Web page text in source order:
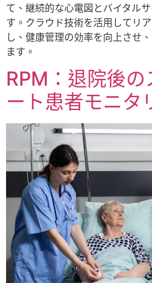
て、継続的な心電図とバイタル
す。クラウド技術を活用してリ
し、健康管理の効率を向上させ
ます。
RPM：退院後の
ート患者モニタ